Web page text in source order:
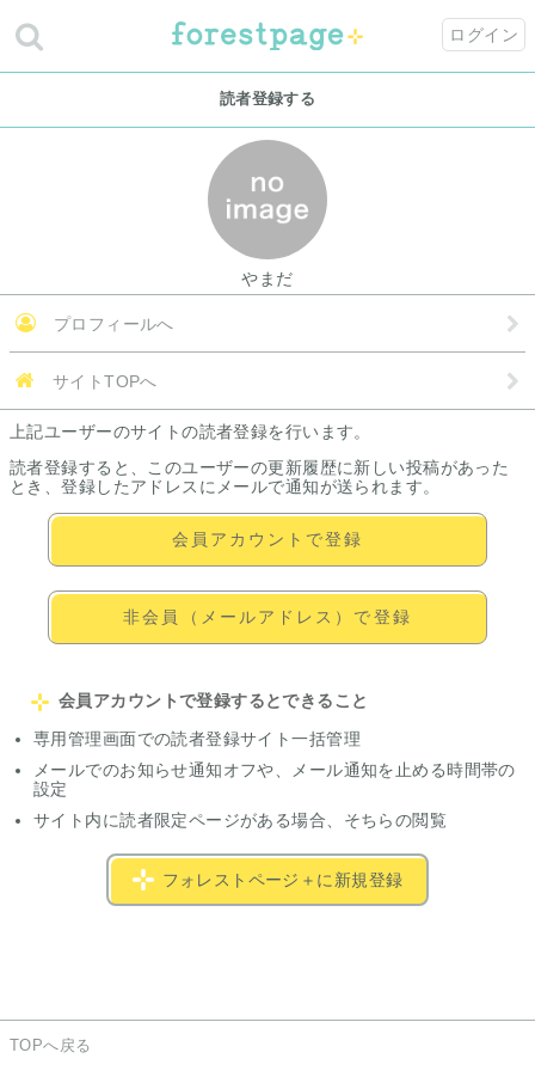
ログイン
読者登録する
やまだ
プロフィールへ
サイトTOPへ
上記ユーザーのサイトの読者登録を行います。
読者登録すると、このユーザーの更新履歴に新しい投稿があった
とき、登録したアドレスにメールで通知が送られます。
会員アカウントで登録
非会員（メールアドレス）で登録
会員アカウントで登録するとできること
専用管理画面での読者登録サイト一括管理
メールでのお知らせ通知オフや、メール通知を止める時間帯の
設定
サイト内に読者限定ページがある場合、そちらの閲覧
フォレストページ＋に新規登録
TOPへ戻る